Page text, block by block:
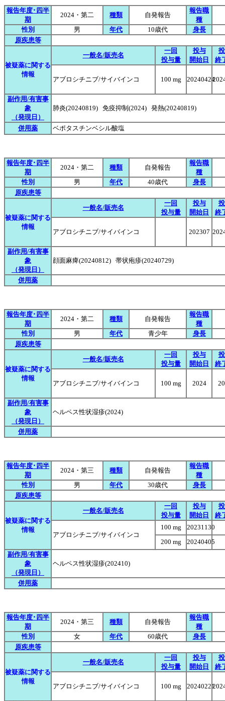
報告年度･四半
期
2024・第二 種類 自発報告
報告職
種
性別
男 年代 10歳代
身長
原疾患等
被疑薬に関する
情報
一般名/販売名
一回
投与量
投与
開始日
終
アブロシチニブ/サイバインコ 100 mg 20240424
副作用/有害事
象
（発現日）
肺炎(20240819) 免疫抑制(2024) 発熱(20240819)
併用薬 ベポタスチンベシル酸塩
報告年度･四半
期
2024・第二 種類 自発報告
報告職
種
性別
男 年代 40歳代
身長
原疾患等
被疑薬に関する
情報
一般名/販売名
一回
投与量
投与
開始日
終
アブロシチニブ/サイバインコ 202307
副作用/有害事
象
（発現日）
顔面麻痺(20240812) 帯状疱疹(20240729)
併用薬
報告年度･四半
期
2024・第二 種類 自発報告
報告職
種
性別
男 年代 青少年
身長
原疾患等
被疑薬に関する
情報
一般名/販売名
一回
投与量
投与
開始日
終
アブロシチニブ/サイバインコ 100 mg 2024
副作用/有害事
象
（発現日）
ヘルペス性状湿疹(2024)
併用薬
報告年度･四半
期
2024・第三 種類 自発報告
報告職
種
性別
男 年代 30歳代
身長
原疾患等
被疑薬に関する
情報
一般名/販売名
一回
投与量
投与
開始日
終
アブロシチニブ/サイバインコ
100 mg
20231130
200 mg
20240405
副作用/有害事
象
（発現日）
ヘルペス性状湿疹(202410)
併用薬
報告年度･四半
期
2024・第三 種類 自発報告
報告職
種
性別
女 年代 60歳代
身長
原疾患等
被疑薬に関する
情報
一般名/販売名
一回
投与量
投与
開始日
終
アブロシチニブ/サイバインコ 100 mg 20240221